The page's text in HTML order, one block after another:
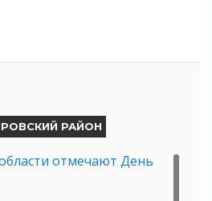
РАЙОН
отмечают День